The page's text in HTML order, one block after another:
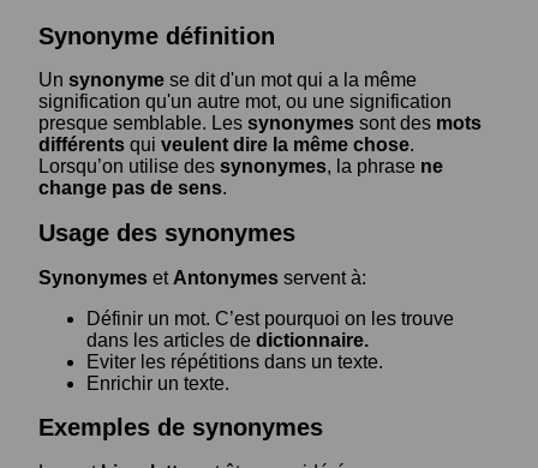
Synonyme définition
Un synonyme se dit d'un mot qui a la même
signification qu'un autre mot, ou une signification
presque semblable. Les synonymes sont des mots
différents qui veulent dire la même chose.
Lorsqu’on utilise des synonymes, la phrase ne
change pas de sens.
Usage des synonymes
Synonymes et Antonymes servent à:
Définir un mot. C’est pourquoi on les trouve
dans les articles de dictionnaire.
Eviter les répétitions dans un texte.
Enrichir un texte.
Exemples de synonymes